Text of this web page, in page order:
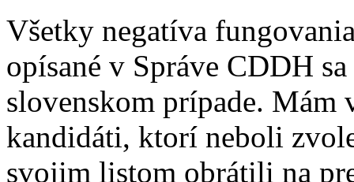
Všetky negatíva
opísané v Správe CDDH
slovenskom prípade.
kandidáti, ktorí neboli
svojim listom obrátili na